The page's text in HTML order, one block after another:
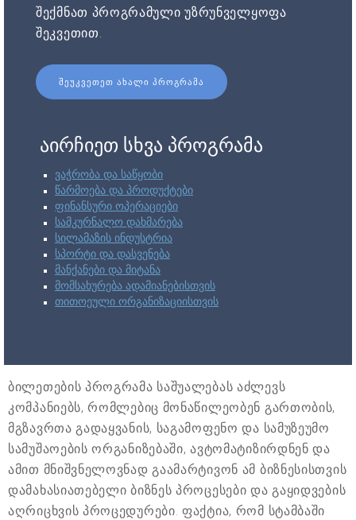
შექმნათ პროგრამული უზრუნველყოფა
შეკვეთით.
ᲨᲔᲣᲙᲕᲔᲗᲔᲗ ᲐᲮᲐᲚᲘ ᲞᲠᲝᲒᲠᲐᲛᲐ
აირჩიეთ სხვა პროგრამა
ვაჭრობა და საწყობი
წარმოება და პროდუქტები
ფინანსური ოპერაციები
სამკურნალო დახმარება
სილამაზის ინდუსტრია
სპორტი და დასვენება
მანქანები და მიტანა
მომსახურება ადამიანებისთვის
თითოეული ორგანიზაციისთვის
ბილეთების პროგრამა საშუალებას აძლევს
კომპანიებს, რომლებიც მონაწილეობენ გართობის,
მგზავრთა გადაყვანის, საგამოფენო და სამუზეუმო
სამუშაოების ორგანიზებაში, ავტომატიზირდნენ და
ამით მნიშვნელოვნად გაამარტივონ ამ ბიზნესისთვის
დამახასიათებელი ბიზნეს პროცესები და გაყიდვების
აღრიცხვის პროცედურები. ფაქტია, რომ სტამბაში